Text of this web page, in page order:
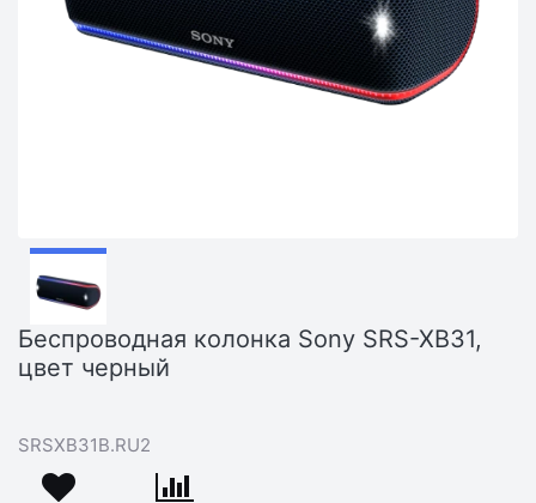
Беспроводная колонка Sony SRS-XB31,
цвет черный
SRSXB31B.RU2